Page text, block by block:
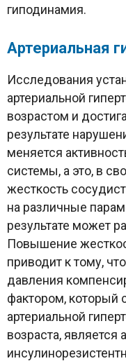
гиподинамия.
Артериальная
Исследования
артериальной
возрастом и
результате
меняется
системы, а это, в
жесткость
на различные
результате может
Повышение
приводит к тому,
давления
фактором, который
артериальной
возраста,